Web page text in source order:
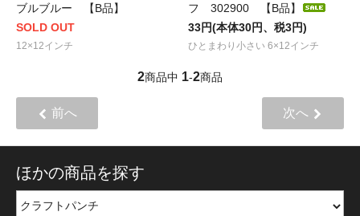
ブルブルー 【B品】
SOLD OUT
12×12インチ
フ 302900 【B品】
33円(本体30円、税3円)
ひとまわり小さい 6×12インチ
2商品中 1-2商品
前へ 次へ
ほかの商品を探す